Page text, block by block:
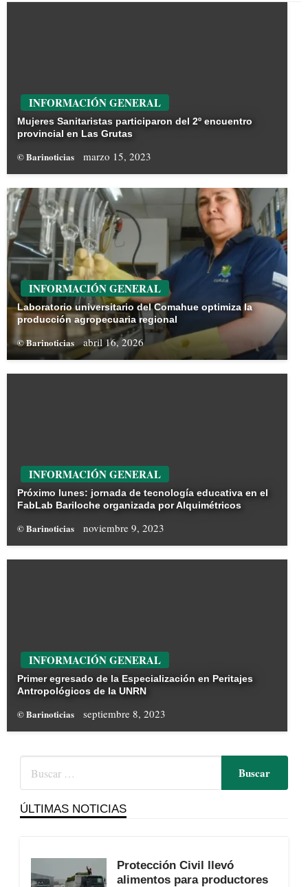
INFORMACIÓN GENERAL
Mujeres Sanitaristas participaron del 2º encuentro
provincial en Las Grutas
© Barinoticias marzo 15, 2023
INFORMACIÓN GENERAL
Laboratorio universitario del Comahue optimiza la
producción agropecuaria regional
© Barinoticias abril 16, 2026
INFORMACIÓN GENERAL
Próximo lunes: jornada de tecnología educativa en el
FabLab Bariloche organizada por Alquimétricos
© Barinoticias noviembre 9, 2023
INFORMACIÓN GENERAL
Primer egresado de la Especialización en Peritajes
Antropológicos de la UNRN
© Barinoticias septiembre 8, 2023
ÚLTIMAS NOTICIAS
Protección Civil llevó
alimentos para productores